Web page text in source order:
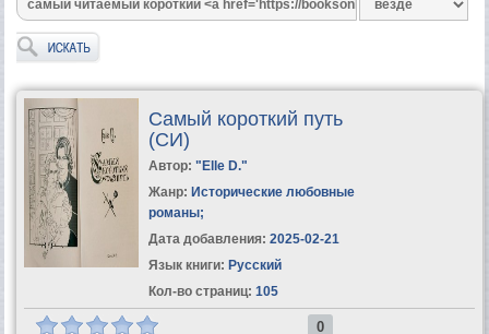
Самый короткий путь
(СИ)
Автор: "Elle D."
Жанр: Исторические любовные
романы;
Дата добавления: 2025-02-21
Язык книги: Русский
Кол-во страниц: 105
0